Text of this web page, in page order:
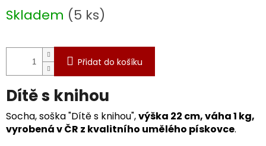
cena:
Skladem (5 ks)
Přidat do košíku
Dítě s knihou
Socha, soška "Dítě s knihou",výška 22 cm, váha 1 kg,
vyrobená v ČR z kvalitního umělého pískovce.